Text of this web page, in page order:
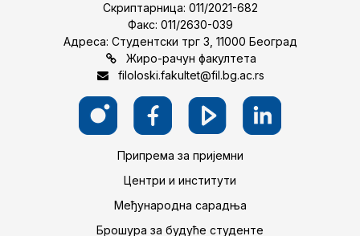
Скриптарница: 011/2021-682
Факс: 011/2630-039
Адреса: Студентски трг 3, 11000 Београд
Жиро-рачун факултета
filoloski.fakultet@fil.bg.ac.rs
Припрема за пријемни
Центри и институти
Међународна сарадња
Брошура за будуће студенте